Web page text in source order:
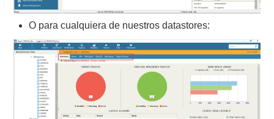
O para cualquiera de nuestros datastores: